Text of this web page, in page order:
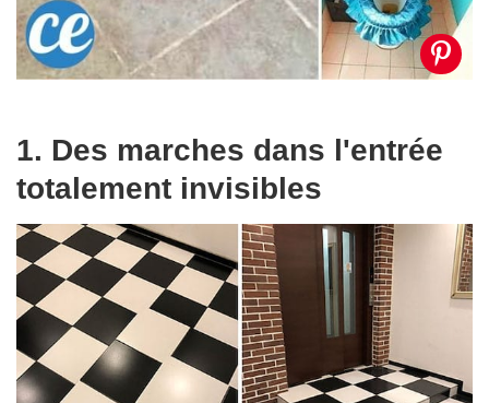
1. Des marches dans l'entrée
totalement invisibles